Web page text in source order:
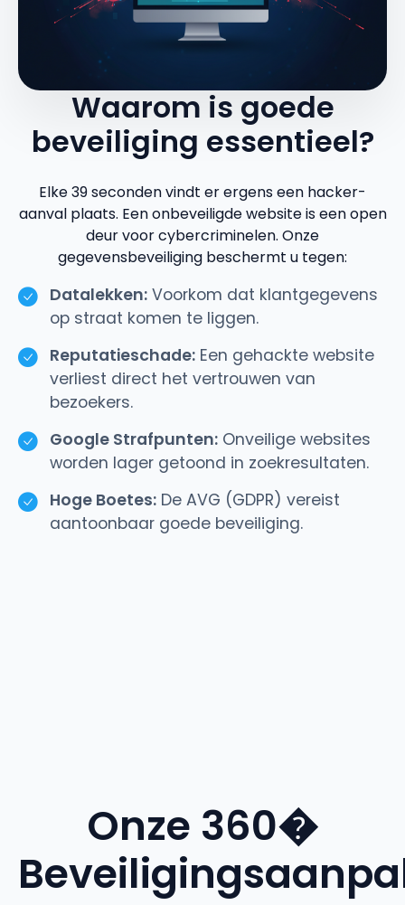
Waarom is goede
beveiliging essentieel?
Elke 39 seconden vindt er ergens een hacker-
aanval plaats. Een onbeveiligde website is een open
deur voor cybercriminelen. Onze
gegevensbeveiliging beschermt u tegen:
Datalekken: Voorkom dat klantgegevens
op straat komen te liggen.
Reputatieschade: Een gehackte website
verliest direct het vertrouwen van
bezoekers.
Google Strafpunten: Onveilige websites
worden lager getoond in zoekresultaten.
Hoge Boetes: De AVG (GDPR) vereist
aantoonbaar goede beveiliging.
Onze 360�